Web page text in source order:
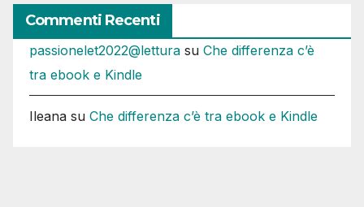
Commenti Recenti
passionelet2022@lettura su Che differenza c’è
tra ebook e Kindle
Ileana su Che differenza c’è tra ebook e Kindle